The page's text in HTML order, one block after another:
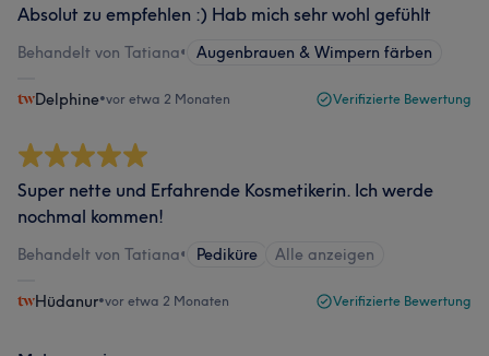
Absolut zu empfehlen :) Hab mich sehr wohl gefühlt
Behandelt von Tatiana• Augenbrauen & Wimpern färben
Delphine•vor etwa 2 Monaten Verifizierte Bewertung
Super nette und Erfahrende Kosmetikerin. Ich werde
nochmal kommen!
Behandelt von Tatiana• Pediküre Alle anzeigen
Hüdanur•vor etwa 2 Monaten Verifizierte Bewertung